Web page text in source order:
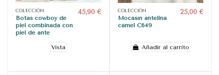
COLECCIÓN
Botas cowboy de
piel combinada con
piel de ante
45,90 €
Vista
COLECCIÓN
Mocasín antelina
camel C649
25,00 €
Añadir al carrito